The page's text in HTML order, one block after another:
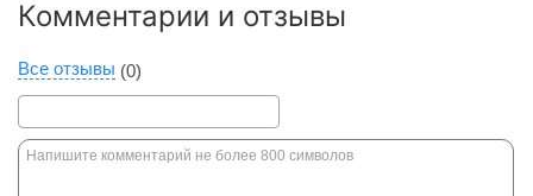
Комментарии и отзывы
Все отзывы (0)